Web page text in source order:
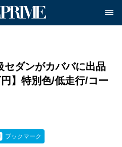
セダンがカババに出品
】特別色/低走行/コー
ブックマーク